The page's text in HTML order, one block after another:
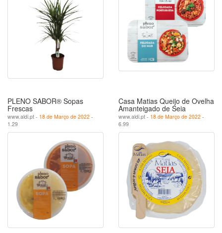
PLENO SABOR® Sopas
Frescas
www.aldi.pt - 18 de Março de 2022 -
1.29
Casa Matias Queijo de Ovelha
Amanteigado de Seia
www.aldi.pt - 18 de Março de 2022 -
6.99